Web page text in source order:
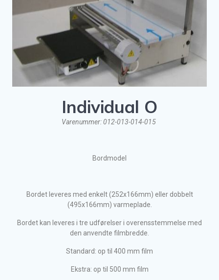
Individual O
Varenummer: 012-013-014-015
Bordmodel
Bordet leveres med enkelt (252x166mm) eller dobbelt
(495x166mm) varmeplade.
Bordet kan leveres i tre udførelser i overensstemmelse med
den anvendte filmbredde.
Standard: op til 400 mm film
Ekstra: op til 500 mm film